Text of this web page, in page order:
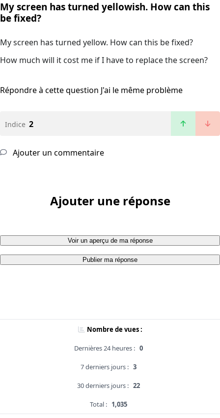
My screen has turned yellowish. How can this
be fixed?
My screen has turned yellow. How can this be fixed?
How much will it cost me if I have to replace the screen?
Répondre à cette question J'ai le même problème
Indice 2
Ajouter un commentaire
Ajouter une réponse
Voir un aperçu de ma réponse
Publier ma réponse
Nombre de vues :
Dernières 24 heures : 0
7 derniers jours : 3
30 derniers jours : 22
Total : 1,035